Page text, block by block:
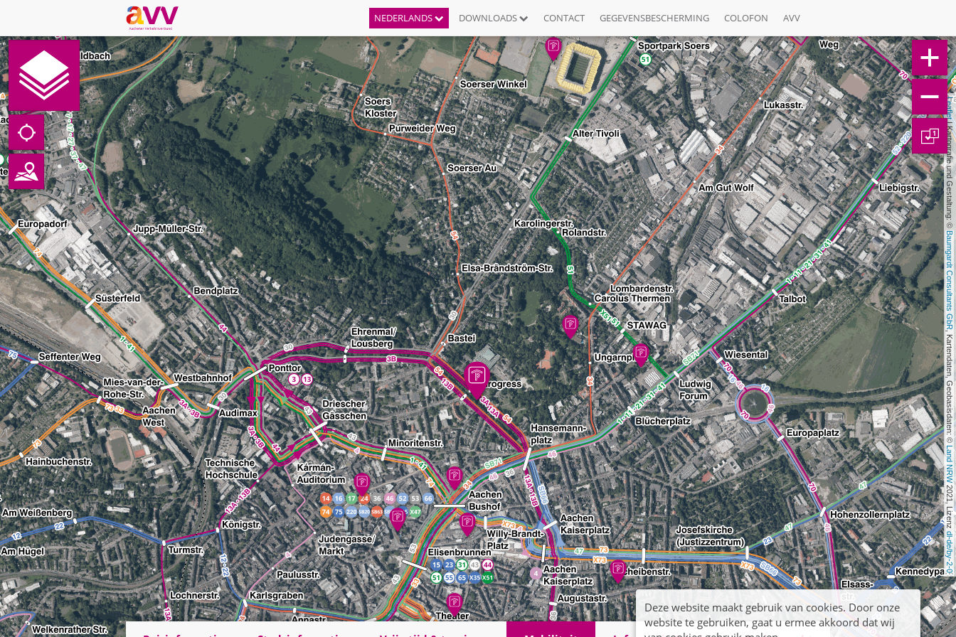
NEDERLANDS DOWNLOADS CONTACT GEGEVENSBESCHERMING COLOFON AVV
Leaflet
| Kartografie und Gestaltung: ©
Baumgardt Consultants GbR
, Kartendaten, Geobasisdaten: ©
Land NRW
2021, Lizenz
dl-de/by-2-0
1
Deze website maakt gebruik van cookies. Door onze
website te gebruiken, gaat u ermee akkoord dat wij